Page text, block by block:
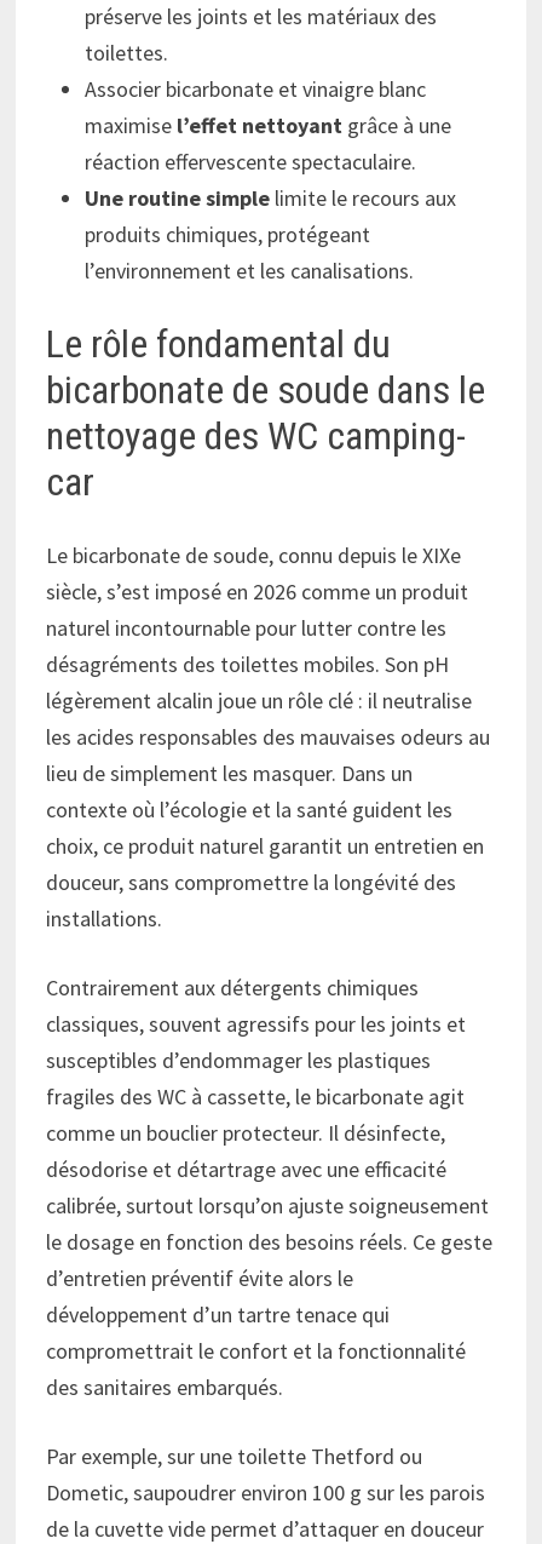
préserve les joints et les matériaux des
toilettes.
Associer bicarbonate et vinaigre blanc
maximise l’effet nettoyant grâce à une
réaction effervescente spectaculaire.
Une routine simple limite le recours aux
produits chimiques, protégeant
l’environnement et les canalisations.
Le rôle fondamental du
bicarbonate de soude dans le
nettoyage des WC camping-
car
Le bicarbonate de soude, connu depuis le XIXe
siècle, s’est imposé en 2026 comme un produit
naturel incontournable pour lutter contre les
désagréments des toilettes mobiles. Son pH
légèrement alcalin joue un rôle clé : il neutralise
les acides responsables des mauvaises odeurs au
lieu de simplement les masquer. Dans un
contexte où l’écologie et la santé guident les
choix, ce produit naturel garantit un entretien en
douceur, sans compromettre la longévité des
installations.
Contrairement aux détergents chimiques
classiques, souvent agressifs pour les joints et
susceptibles d’endommager les plastiques
fragiles des WC à cassette, le bicarbonate agit
comme un bouclier protecteur. Il désinfecte,
désodorise et détartrage avec une efficacité
calibrée, surtout lorsqu’on ajuste soigneusement
le dosage en fonction des besoins réels. Ce geste
d’entretien préventif évite alors le
développement d’un tartre tenace qui
compromettrait le confort et la fonctionnalité
des sanitaires embarqués.
Par exemple, sur une toilette Thetford ou
Dometic, saupoudrer environ 100 g sur les parois
de la cuvette vide permet d’attaquer en douceur